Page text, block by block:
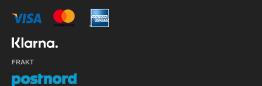
FRAKT